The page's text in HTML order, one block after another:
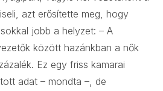
azt erősítette meg, hogy
jobb a helyzet: – A
között hazánkban a nők
Ez egy friss kamarai
adat – mondta –, de